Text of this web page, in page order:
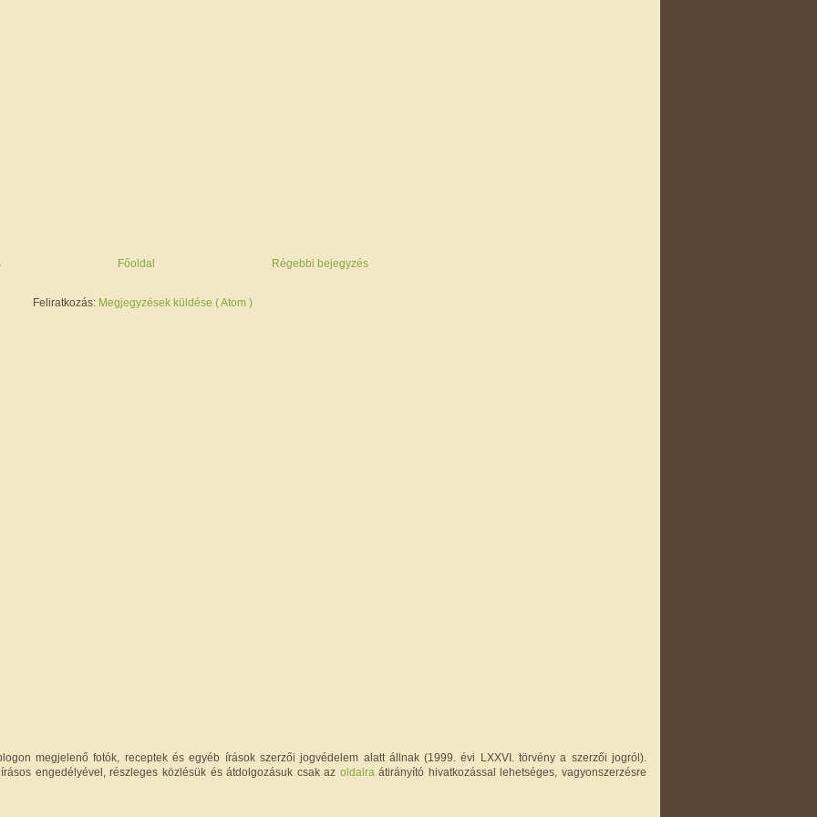
Régebbi bejegyzés
Főoldal
Feliratkozás: Megjegyzések küldése ( Atom )
megjelenő fotók, receptek és egyéb írások szerzői jogvédelem alatt állnak (1999. évi LXXVI. törvény a szerzői jogról).
engedélyével, részleges közlésük és átdolgozásuk csak az oldalraátirányító hivatkozással lehetséges, vagyonszerzésre